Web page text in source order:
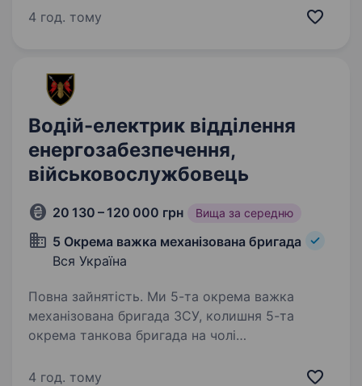
різними професіями, адже кожен навик може
4 год. тому
Водій-електрик відділення
енергозабезпечення,
військовослужбовець
20 130 – 120 000 грн Вища за середню
5 Окрема важка механізована бригада
Вся Україна
Повна зайнятість. Ми 5-та окрема важка
механізована бригада ЗСУ, колишня 5-та
окрема танкова бригада на чолі
в битві за Бахмут, коли його підрозділ
4 год. тому